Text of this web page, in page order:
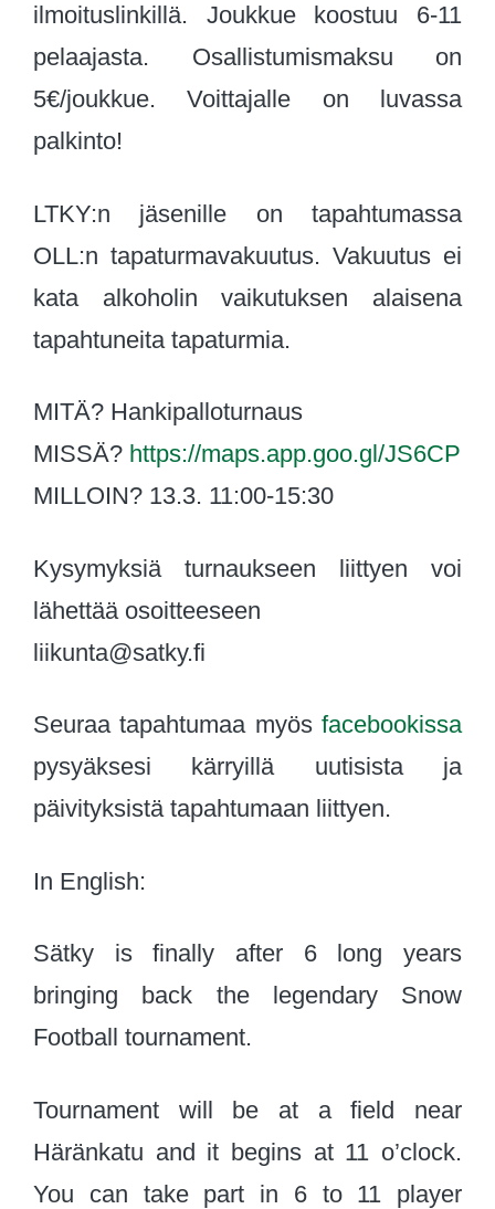
ilmoituslinkillä. Joukkue koostuu 6-11
pelaajasta. Osallistumismaksu on
5€/joukkue. Voittajalle on luvassa
palkinto!
LTKY:n jäsenille on tapahtumassa
OLL:n tapaturmavakuutus. Vakuutus ei
kata alkoholin vaikutuksen alaisena
tapahtuneita tapaturmia.
MITÄ? Hankipalloturnaus
MISSÄ? https://maps.app.goo.gl/JS6CP
MILLOIN? 13.3. 11:00-15:30
Kysymyksiä turnaukseen liittyen voi
lähettää osoitteeseen
liikunta@satky.fi
Seuraa tapahtumaa myös facebookissa
pysyäksesi kärryillä uutisista ja
päivityksistä tapahtumaan liittyen.
In English:
Sätky is finally after 6 long years
bringing back the legendary Snow
Football tournament.
Tournament will be at a field near
Häränkatu and it begins at 11 o’clock.
You can take part in 6 to 11 player